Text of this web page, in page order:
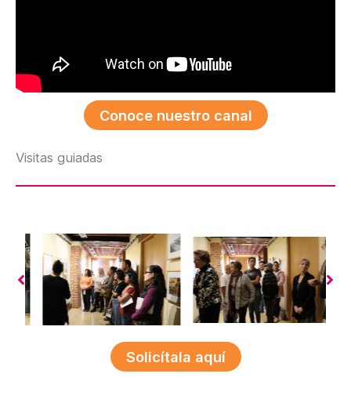
Conoce nuestro canal
Visitas guiadas
Solicítala aquí